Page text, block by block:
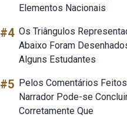
Elementos Nacionais
#4 Os Triângulos
Abaixo Foram
Alguns Estudantes
#5 Pelos Comentários
Narrador Pode-se
Corretamente Que